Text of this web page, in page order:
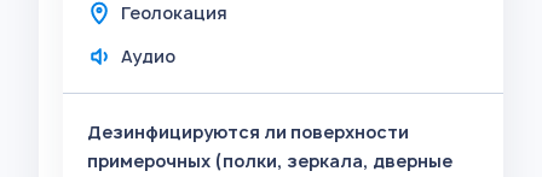
Геолокация
Аудио
Дезинфицируются ли поверхности
примерочных (полки, зеркала, дверные